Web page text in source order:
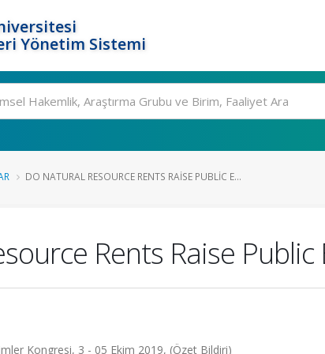
Yönetim Sistemi
DO NATURAL RESOURCE RENTS RAISE PUBLIC E...
Rents Raise
Kongresi, 3 - 05 Ekim 2019, (Özet Bildiri)